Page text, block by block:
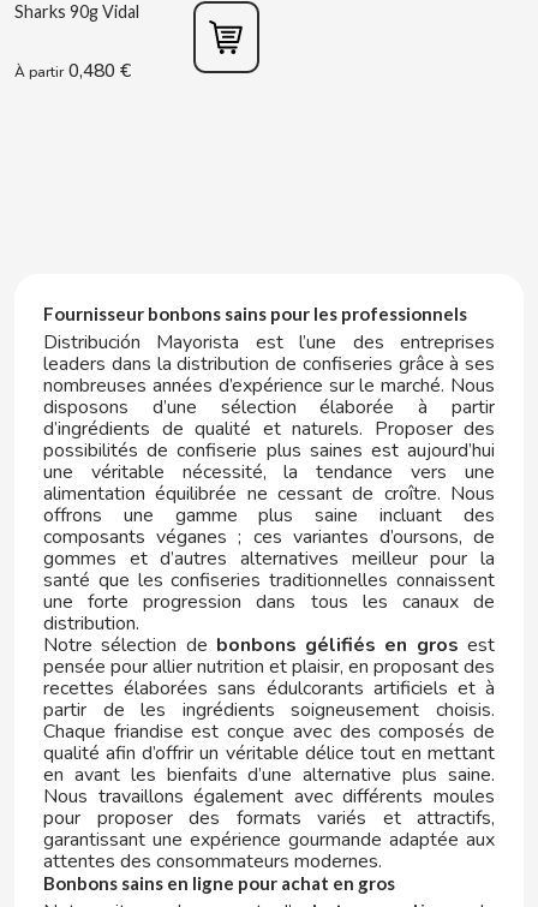
C
CACAOLAT
CADBURY
CAFÉ BONKA
CALVO
CAMPOFRIO
CANDELAS
Sharks 90g Vidal
À partir0,480 €
Fournisseur bonbons sains pour les professionnels
Distribución Mayorista est l’une des entreprises
leaders dans la distribution de confiseries grâce à ses
nombreuses années d’expérience sur le marché. Nous
disposons d’une sélection élaborée à partir
d’ingrédients de qualité et naturels. Proposer des
possibilités de confiserie plus saines est aujourd’hui
une véritable nécessité, la tendance vers une
alimentation équilibrée ne cessant de croître. Nous
offrons une gamme plus saine incluant des
composants véganes ; ces variantes d’oursons, de
gommes et d’autres alternatives meilleur pour la
santé que les confiseries traditionnelles connaissent
une forte progression dans tous les canaux de
distribution.
Notre sélection de bonbons gélifiés en gros est
pensée pour allier nutrition et plaisir, en proposant des
recettes élaborées sans édulcorants artificiels et à
partir de les ingrédients soigneusement choisis.
Chaque friandise est conçue avec des composés de
qualité afin d’offrir un véritable délice tout en mettant
en avant les bienfaits d’une alternative plus saine.
Nous travaillons également avec différents moules
pour proposer des formats variés et attractifs,
garantissant une expérience gourmande adaptée aux
attentes des consommateurs modernes.
Bonbons sains en ligne pour achat en gros